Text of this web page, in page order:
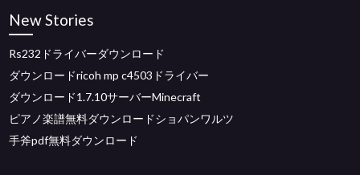
New Stories
Rs232ドライバーダウンロード
ダウンロードricoh mp c4503ドライバー
ダウンロード1.7.10サーバーMinecraft
ピアノ楽譜無料ダウンロードショパンワルツ
手斧pdf無料ダウンロード